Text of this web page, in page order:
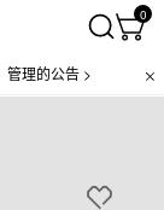
0
的公告 > 微信